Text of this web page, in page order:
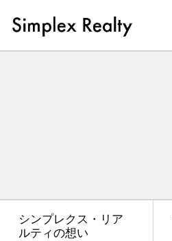
シンプレクス・リア
ルティの想い